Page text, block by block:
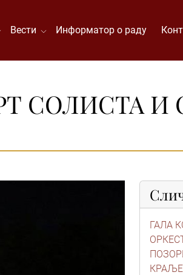
Вести Информатор о раду
СОЛИСТА И
ГАЛА